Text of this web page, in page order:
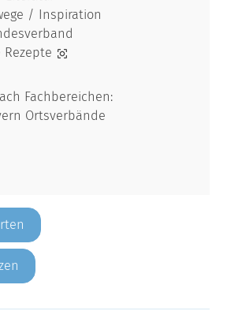
/ Inspiration
Rezepte
Fachbereichen:
Ortsverbände